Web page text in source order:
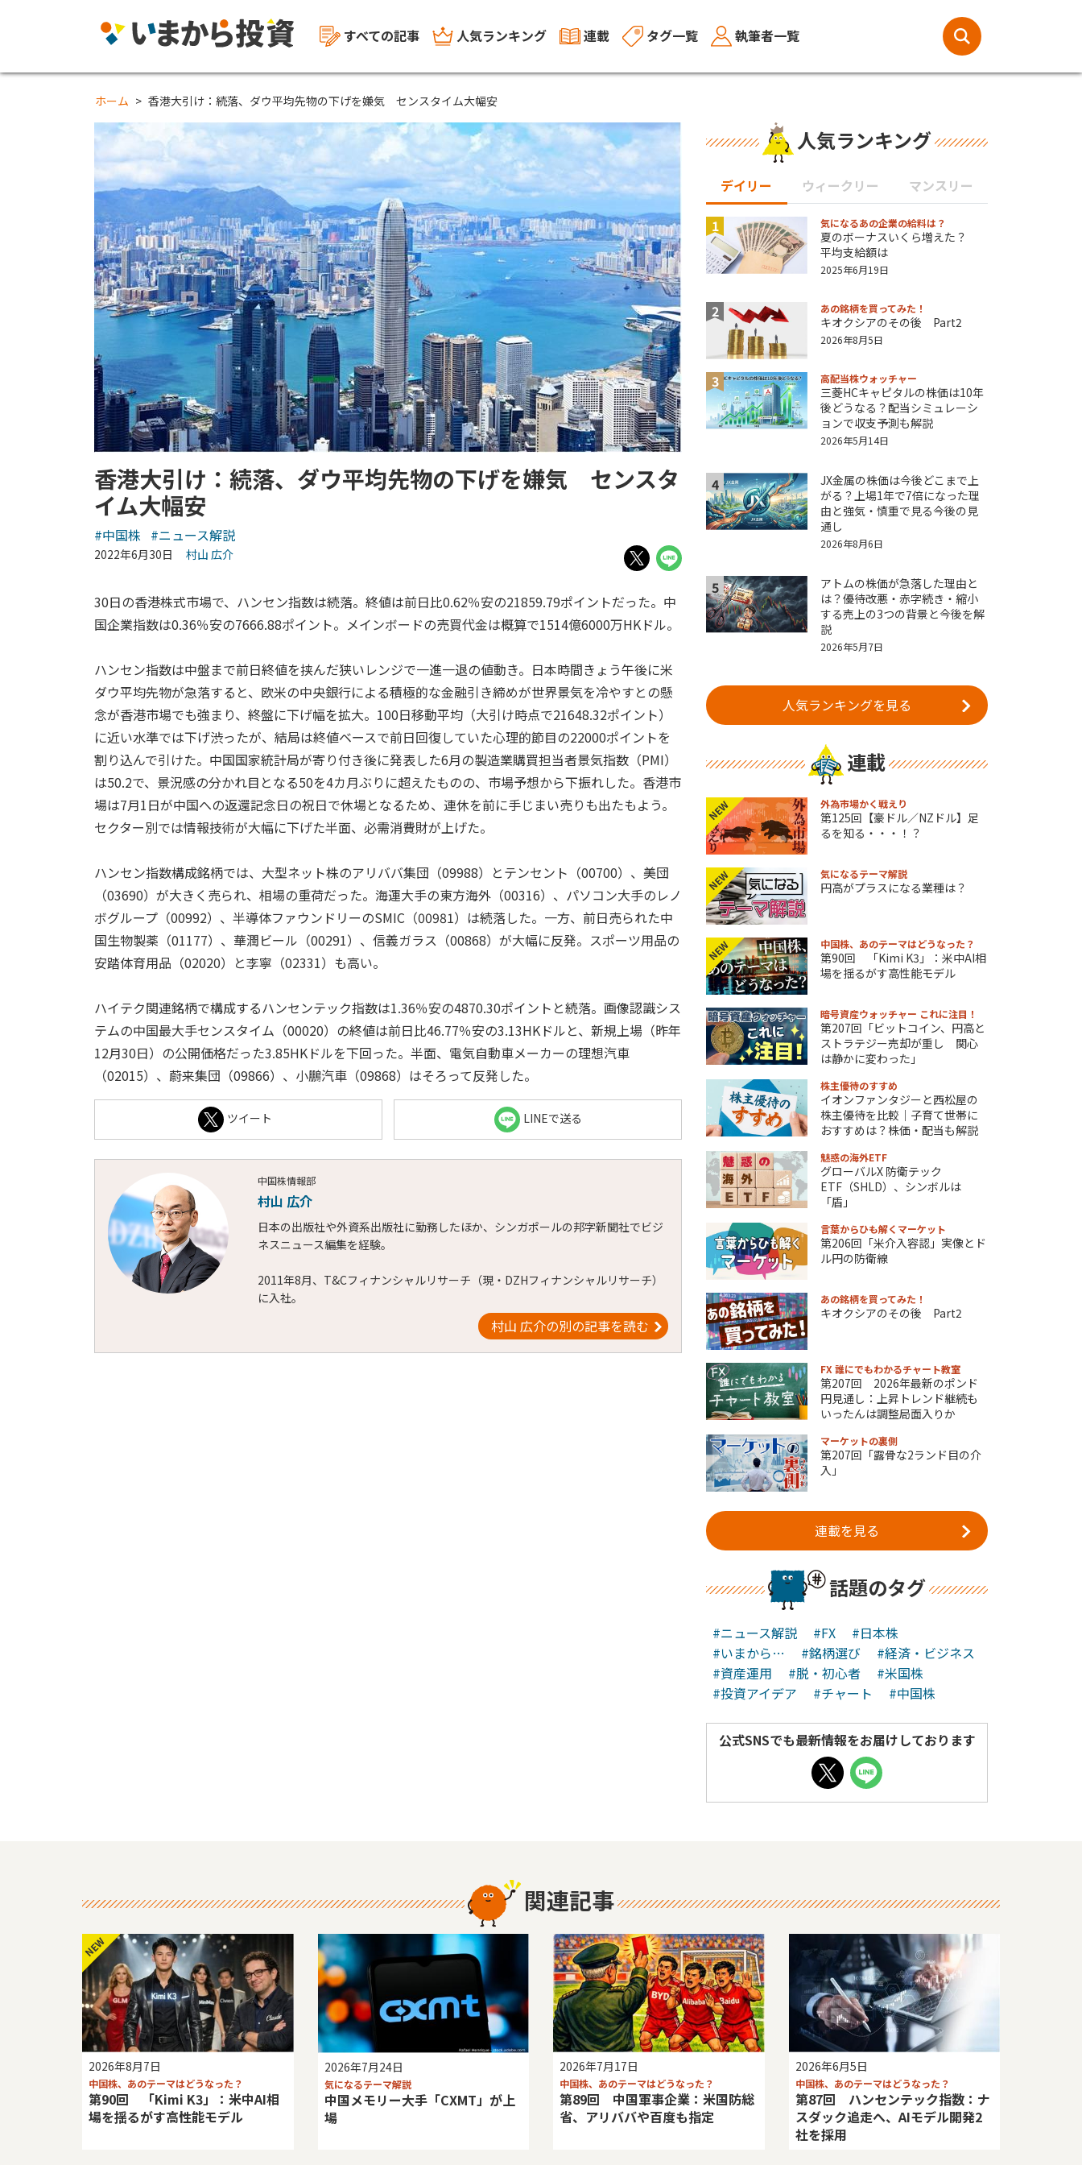
すべての記事 人気ランキング 連載 タグ一覧 執筆者一覧
ホーム 香港大引け：続落、ダウ平均先物の下げを嫌気 センスタイム大幅安
香港大引け：続落、ダウ平均先物の下げを嫌気 センスタ
イム大幅安
#中国株 #ニュース解説
2022年6月30日 村山 広介
30日の香港株式市場で、ハンセン指数は続落。終値は前日比0.62％安の21859.79ポイントだった。中
国企業指数は0.36％安の7666.88ポイント。メインボードの売買代金は概算で1514億6000万HKドル。
ハンセン指数は中盤まで前日終値を挟んだ狭いレンジで一進一退の値動き。日本時間きょう午後に米
ダウ平均先物が急落すると、欧米の中央銀行による積極的な金融引き締めが世界景気を冷やすとの懸
念が香港市場でも強まり、終盤に下げ幅を拡大。100日移動平均（大引け時点で21648.32ポイント）
に近い水準では下げ渋ったが、結局は終値ベースで前日回復していた心理的節目の22000ポイントを
割り込んで引けた。中国国家統計局が寄り付き後に発表した6月の製造業購買担当者景気指数（PMI）
は50.2で、景況感の分かれ目となる50を4カ月ぶりに超えたものの、市場予想から下振れした。香港市
場は7月1日が中国への返還記念日の祝日で休場となるため、連休を前に手じまい売りも出たもよう。
セクター別では情報技術が大幅に下げた半面、必需消費財が上げた。
ハンセン指数構成銘柄では、大型ネット株のアリババ集団（09988）とテンセント（00700）、美団
（03690）が大きく売られ、相場の重荷だった。海運大手の東方海外（00316）、パソコン大手のレノ
ボグループ（00992）、半導体ファウンドリーのSMIC（00981）は続落した。一方、前日売られた中
国生物製薬（01177）、華潤ビール（00291）、信義ガラス（00868）が大幅に反発。スポーツ用品の
安踏体育用品（02020）と李寧（02331）も高い。
ハイテク関連銘柄で構成するハンセンテック指数は1.36％安の4870.30ポイントと続落。画像認識シス
テムの中国最大手センスタイム（00020）の終値は前日比46.77％安の3.13HKドルと、新規上場（昨年
12月30日）の公開価格だった3.85HKドルを下回った。半面、電気自動車メーカーの理想汽車
（02015）、蔚来集団（09866）、小鵬汽車（09868）はそろって反発した。
ツイート LINEで送る
中国株情報部
村山 広介
日本の出版社や外資系出版社に勤務したほか、シンガポールの邦字新聞社でビジ
ネスニュース編集を経験。
2011年8月、T&Cフィナンシャルリサーチ（現・DZHフィナンシャルリサーチ）
に入社。
村山 広介の別の記事を読む
人気ランキング
デイリー ウィークリー マンスリー
1 気になるあの企業の給料は？
夏のボーナスいくら増えた？
平均支給額は
2025年6月19日
2 あの銘柄を買ってみた！
キオクシアのその後 Part2
2026年8月5日
3 高配当株ウォッチャー
三菱HCキャピタルの株価は10年
後どうなる？配当シミュレーシ
ョンで収支予測も解説
2026年5月14日
4
JX金属の株価は今後どこまで上
がる？上場1年で7倍になった理
由と強気・慎重で見る今後の見
通し
2026年8月6日
5
アトムの株価が急落した理由と
は？優待改悪・赤字続き・縮小
する売上の3つの背景と今後を解
説
2026年5月7日
人気ランキングを見る
連載
NEW 外為市場かく戦えり
第125回【豪ドル／NZドル】足
るを知る・・・！？
NEW 気になるテーマ解説
円高がプラスになる業種は？
NEW 中国株、あのテーマはどうなった？
第90回 「Kimi K3」：米中AI相
場を揺るがす高性能モデル
暗号資産ウォッチャー これに注目！
第207回「ビットコイン、円高と
ストラテジー売却が重し 関心
は静かに変わった」
株主優待のすすめ
イオンファンタジーと西松屋の
株主優待を比較｜子育て世帯に
おすすめは？株価・配当も解説
魅惑の海外ETF
グローバルX 防衛テック
ETF（SHLD）、シンボルは
「盾」
言葉からひも解くマーケット
第206回「米介入容認」実像とド
ル円の防衛線
あの銘柄を買ってみた！
キオクシアのその後 Part2
FX 誰にでもわかるチャート教室
第207回 2026年最新のポンド
円見通し：上昇トレンド継続も
いったんは調整局面入りか
マーケットの裏側
第207回「露骨な2ランド目の介
入」
連載を見る
話題のタグ
#ニュース解説 #FX
#日本株
#いまから…
#銘柄選び
#経済・ビジネス
#資産運用
#脱・初心者
#米国株
#投資アイデア
#チャート #中国株
公式SNSでも最新情報をお届けしております
関連記事
NEW
2026年8月7日
中国株、あのテーマはどうなった？
第90回 「Kimi K3」：米中AI相
場を揺るがす高性能モデル
2026年7月24日
気になるテーマ解説
中国メモリー大手「CXMT」が上
場
2026年7月17日
中国株、あのテーマはどうなった？
第89回 中国軍事企業：米国防総
省、アリババや百度も指定
2026年6月5日
中国株、あのテーマはどうなった？
第87回 ハンセンテック指数：ナ
スダック追走へ、AIモデル開発2
社を採用